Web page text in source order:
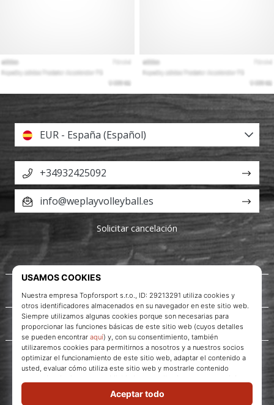
Acerca de nosotros
Servicio al cliente
EUR - España (Español)
+34932425092
info@weplayvolleyball.es
Solicitar cancelación